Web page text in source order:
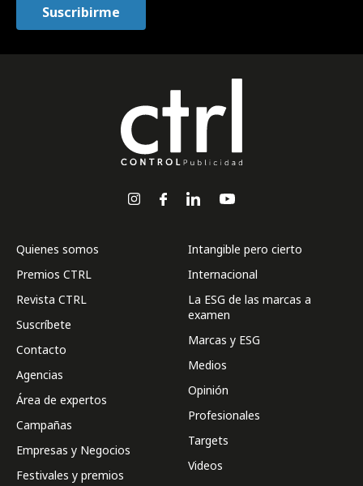
Quienes somos
Premios CTRL
Revista CTRL
Suscríbete
Contacto
Agencias
Área de expertos
Campañas
Empresas y Negocios
Festivales y premios
Intangible pero cierto
Internacional
La ESG de las marcas a
examen
Marcas y ESG
Medios
Opinión
Profesionales
Targets
Videos